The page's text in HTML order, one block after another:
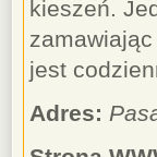
kieszeń.
jest
Adres: